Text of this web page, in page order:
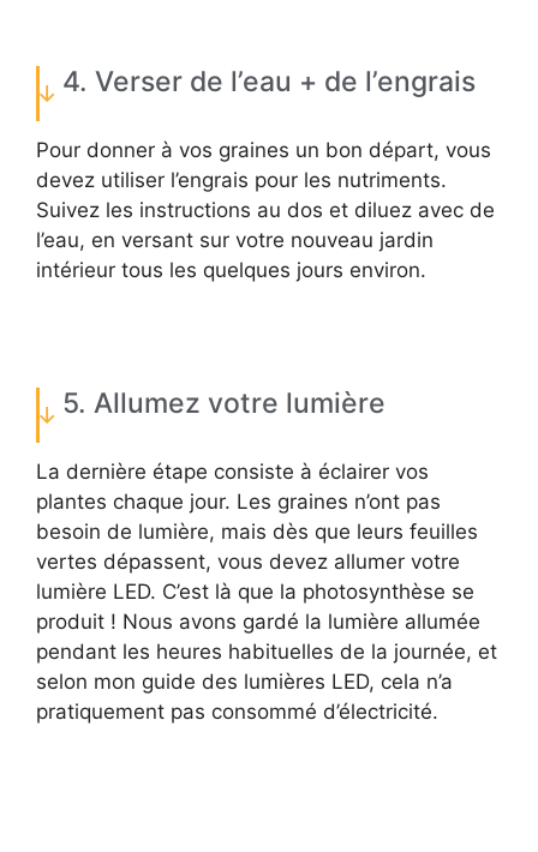
4. Verser de l’eau + de l’engrais
Pour donner à vos graines un bon départ, vous
devez utiliser l’engrais pour les nutriments.
Suivez les instructions au dos et diluez avec de
l’eau, en versant sur votre nouveau jardin
intérieur tous les quelques jours environ.
5. Allumez votre lumière
La dernière étape consiste à éclairer vos
plantes chaque jour. Les graines n’ont pas
besoin de lumière, mais dès que leurs feuilles
vertes dépassent, vous devez allumer votre
lumière LED. C’est là que la photosynthèse se
produit ! Nous avons gardé la lumière allumée
pendant les heures habituelles de la journée, et
selon mon guide des lumières LED, cela n’a
pratiquement pas consommé d’électricité.